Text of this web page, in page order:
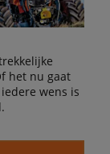
het nu gaat
wens is